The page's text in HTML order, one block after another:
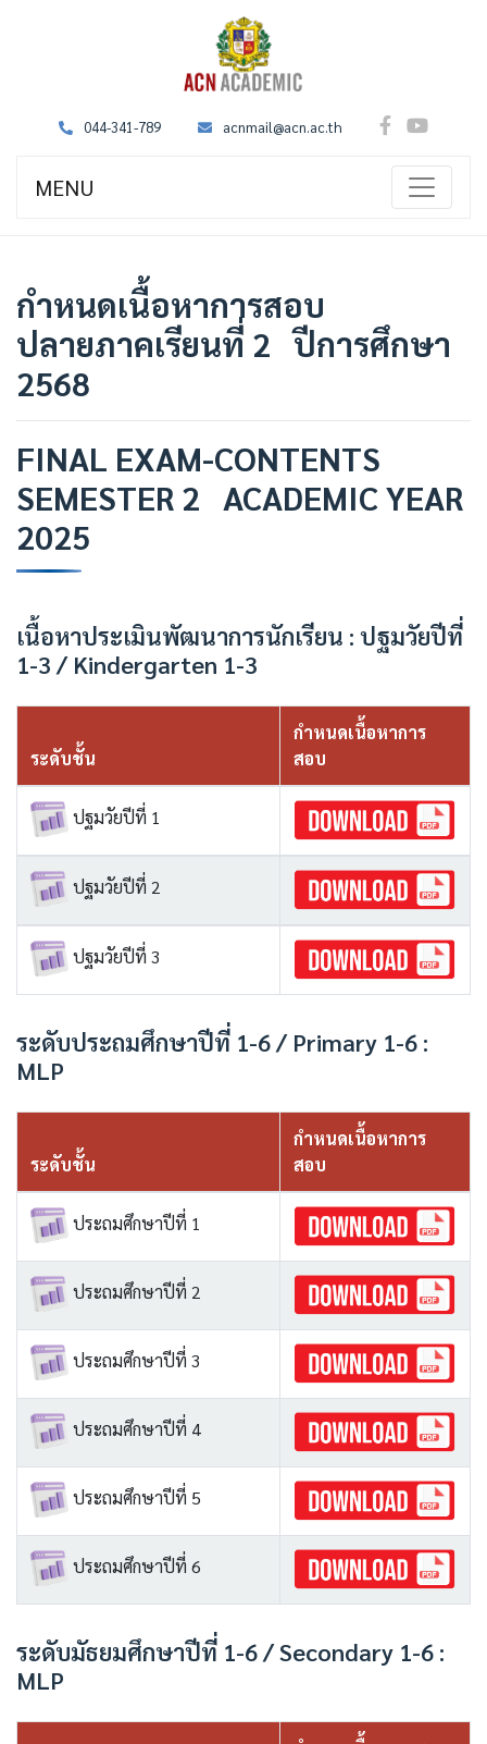
044-341-789 acnmail@acn.ac.th
MENU
กำหนดเนื้อหาการสอบ
ปลายภาคเรียนที่ 2 ปีการศึกษา
2568
FINAL EXAM-CONTENTS
SEMESTER 2 ACADEMIC YEAR
2025
เนื้อหาประเมินพัฒนาการนักเรียน : ปฐมวัยปีที่
1-3 / Kindergarten 1-3
ระดับชั้น
กำหนดเนื้อหาการ
สอบ
ปฐมวัยปีที่ 1
ปฐมวัยปีที่ 2
ปฐมวัยปีที่ 3
ระดับประถมศึกษาปีที่ 1-6 / Primary 1-6 :
MLP
ระดับชั้น
กำหนดเนื้อหาการ
สอบ
ประถมศึกษาปีที่ 1
ประถมศึกษาปีที่ 2
ประถมศึกษาปีที่ 3
ประถมศึกษาปีที่ 4
ประถมศึกษาปีที่ 5
ประถมศึกษาปีที่ 6
ระดับมัธยมศึกษาปีที่ 1-6 / Secondary 1-6 :
MLP